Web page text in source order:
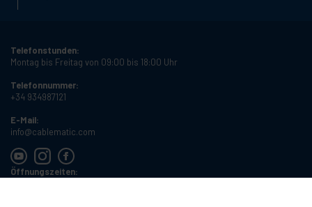
Telefonstunden:
Montag bis Freitag von 09:00 bis 18:00 Uhr
Telefonnummer:
+34 934987121
E-Mail:
info@cablematic.com
Öffnungszeiten: